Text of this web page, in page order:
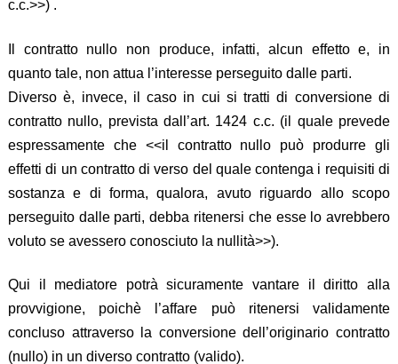
c.c.>>) .
Il contratto nullo non produce, infatti, alcun effetto e, in
quanto tale, non attua l’interesse perseguito dalle parti.
Diverso è, invece, il caso in cui si tratti di conversione di
contratto nullo, prevista dall’art. 1424 c.c. (il quale prevede
espressamente che <<il contratto nullo può produrre gli
effetti di un contratto di verso del quale contenga i requisiti di
sostanza e di forma, qualora, avuto riguardo allo scopo
perseguito dalle parti, debba ritenersi che esse lo avrebbero
voluto se avessero conosciuto la nullità>>).
Qui il mediatore potrà sicuramente vantare il diritto alla
provvigione, poichè l’affare può ritenersi validamente
concluso attraverso la conversione dell’originario contratto
(nullo) in un diverso contratto (valido).